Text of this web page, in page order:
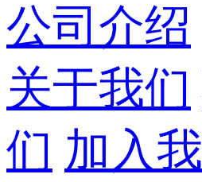
公司介绍
关于我们
们 加入